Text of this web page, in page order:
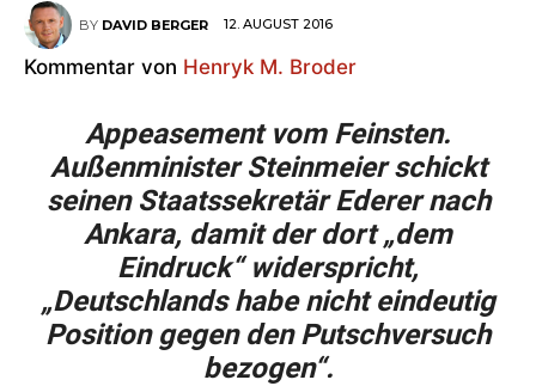
BY DAVID BERGER 12. AUGUST 2016
Kommentar von Henryk M. Broder
Appeasement vom Feinsten.
Außenminister Steinmeier schickt
seinen Staatssekretär Ederer nach
Ankara, damit der dort „dem
Eindruck“ widerspricht,
„Deutschlands habe nicht eindeutig
Position gegen den Putschversuch
bezogen“.